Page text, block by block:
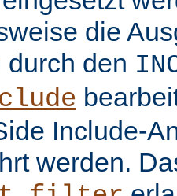
die
durch den
Include-
werden.